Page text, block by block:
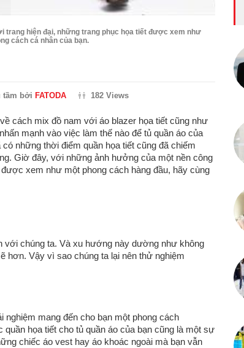
trang hiện đại, những trang phục họa tiết được xem như
cách cá nhân của bạn.
tầm bởi FATODA 182 Views
cách mix đồ nam với áo blazer họa tiết cũng như
mạnh vào việc làm thế nào để tủ quần áo của
những thời điểm quần họa tiết cũng đã chiếm
Giờ đây, với những ảnh hưởng của một nền công
xem như một phong cách hàng đầu, hãy cùng
với chúng ta. Và xu hướng này dường như không
hơn. Vậy vì sao chúng ta lại nên thử nghiệm
nghiệm mang đến cho bạn một phong cách
họa tiết cho tủ quần áo của bạn cũng là một sự
chiếc áo vest hay áo khoác ngoài mà bạn vẫn